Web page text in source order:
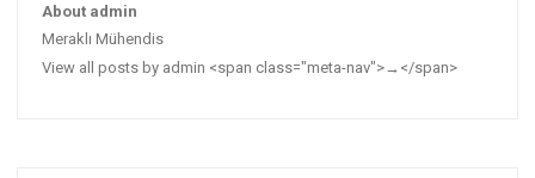
About admin
Meraklı Mühendis
View all posts by admin <span class="meta-nav">→</span>